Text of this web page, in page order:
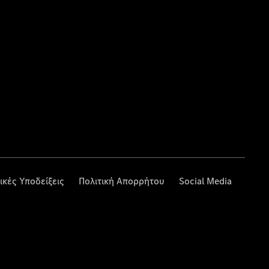
Υποδείξεις Πολιτική Απορρήτου Social Media